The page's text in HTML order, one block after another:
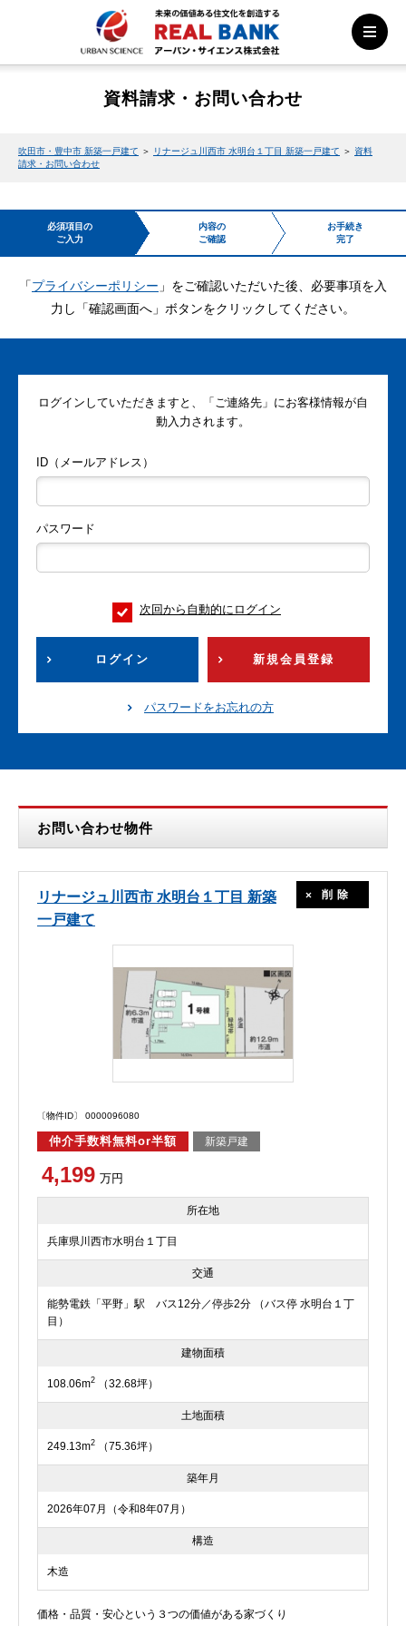
資料請求・お問い合わせ
吹田市・豊中市 新築一戸建て ＞ リナージュ川西市 水明台１丁目 新築一戸建て ＞ 資料
請求・お問い合わせ
必須項目の
ご入力
内容の
ご確認
お手続き
完了
「プライバシーポリシー 」をご確認いただいた後、必要事項を入
力し「確認画面へ」ボタンをクリックしてください。
ログインしていただきますと、「ご連絡先」にお客様情報が自
動入力されます。
ID（メールアドレス）
パスワード
次回から自動的にログイン
ログイン 新規会員登録
パスワードをお忘れの方
お問い合わせ物件
リナージュ川西市 水明台１丁目 新築
一戸建て
削除
〔物件ID〕 0000096080
仲介手数料無料or半額 新築戸建
4,199 万円
所在地
兵庫県川西市水明台１丁目
交通
能勢電鉄「平野」駅 バス12分／停歩2分 （バス停 水明台１丁
目）
建物面積
108.06m2 （32.68坪）
土地面積
249.13m2 （75.36坪）
築年月
2026年07月（令和8年07月）
構造
木造
価格・品質・安心という３つの価値がある家づくり